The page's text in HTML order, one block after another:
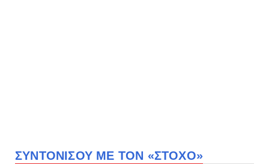
ΣΥΝΤΟΝΙΣΟΥ ΜΕ ΤΟΝ «ΣΤΟΧΟ»